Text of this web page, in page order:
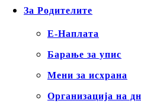
За Родителите
Е-Наплата
Барање за упис
Мени за исхрана
Организација на